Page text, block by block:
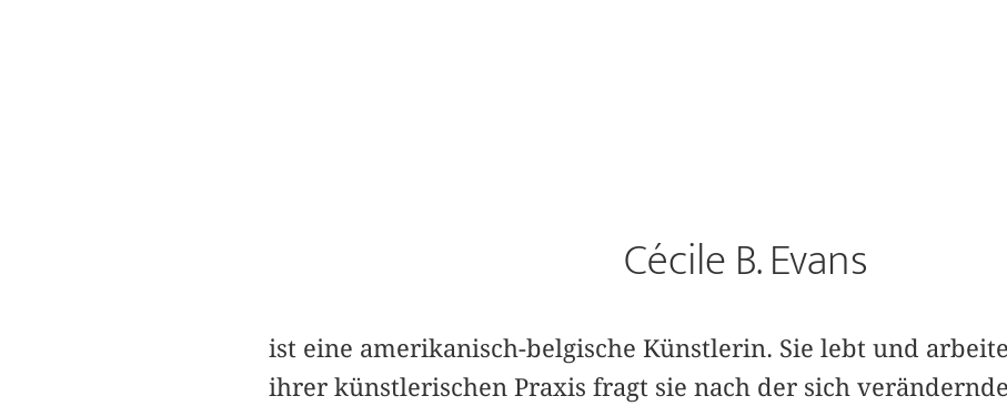
Cécile B. Evans
ist eine amerikanisch-belgische Künstlerin. Sie lebt und
ihrer künstlerischen Praxis fragt sie nach der sich